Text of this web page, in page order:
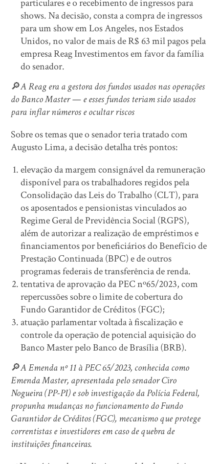
particulares e o recebimento de ingressos para
shows. Na decisão, consta a compra de ingressos
para um show em Los Angeles, nos Estados
Unidos, no valor de mais de R$ 63 mil pagos pela
empresa Reag Investimentos em favor da família
do senador.
🔎A Reag era a gestora dos fundos usados nas operações
do Banco Master — e esses fundos teriam sido usados
para inflar números e ocultar riscos
Sobre os temas que o senador teria tratado com
Augusto Lima, a decisão detalha três pontos:
elevação da margem consignável da remuneração
disponível para os trabalhadores regidos pela
Consolidação das Leis do Trabalho (CLT), para
os aposentados e pensionistas vinculados ao
Regime Geral de Previdência Social (RGPS),
além de autorizar a realização de empréstimos e
financiamentos por beneficiários do Benefício de
Prestação Continuada (BPC) e de outros
programas federais de transferência de renda.
tentativa de aprovação da PEC nº65/2023, com
repercussões sobre o limite de cobertura do
Fundo Garantidor de Créditos (FGC);
atuação parlamentar voltada à fiscalização e
controle da operação de potencial aquisição do
Banco Master pelo Banco de Brasília (BRB).
🔎A Emenda nº 11 à PEC 65/2023, conhecida como
Emenda Master, apresentada pelo senador Ciro
Nogueira (PP-PI) e sob investigação da Polícia Federal,
propunha mudanças no funcionamento do Fundo
Garantidor de Créditos (FGC), mecanismo que protege
correntistas e investidores em caso de quebra de
instituições financeiras.